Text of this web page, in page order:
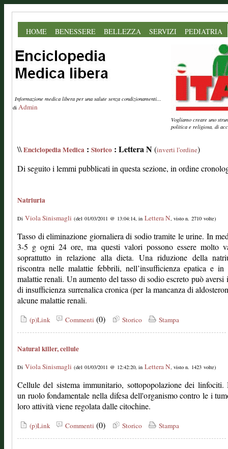
HOME BENESSERE BELLEZZA SERVIZI PEDIATRIA
Informazione medica libera per una salute senza condizionamenti...
di Admin
Vogliamo creare uno
politica e religiosa, di
\\Enciclopedia Medica : Storico : Lettera N(inverti l'ordine)
Di seguito i lemmi pubblicati in questa sezione, in ordine
Natriuria
Di Viola Sinismagli (del 01/03/2011 @ 13:04:14, in Lettera N, visto n. 2710 volte)
Tasso di eliminazione giornaliera di sodio tramite le urine. In
3-5 g ogni 24 ore, ma questi valori possono essere molto
soprattutto in relazione alla dieta. Una riduzione della
riscontra nelle malattie febbrili, nell’insufficienza epatica e in
malattie renali. Un aumento del tasso di sodio escreto può aversi
di insufficienza surrenalica cronica (per la mancanza di
alcune malattie renali.
(p)Link Commenti (0) Storico Stampa
Natural killer, cellule
Di Viola Sinismagli (del 01/03/2011 @ 12:42:20, in Lettera N, visto n. 1423 volte)
Cellule del sistema immunitario, sottopopolazione dei linfociti.
un ruolo fondamentale nella difesa dell'organismo contro le i
loro attività viene regolata dalle citochine.
(p)Link Commenti (0) Storico Stampa